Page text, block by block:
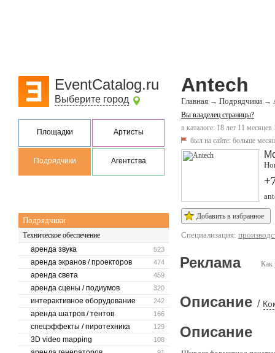
EventCatalog.ru
Выберите город
Площадки Артисты
Подрядчики Агентства
Подрядчики
Техническое обеспечение
523
аренда звука
474
аренда экранов / проекторов
459
аренда света
320
аренда сцены / подиумов
242
интерактивное оборудование
166
аренда шатров / тентов
129
спецэффекты / пиротехника
108
3D video mapping
Antech
Главная → Подрядчики →
Вы владелец страницы?
в каталоге: 18 лет 11 месяцев
был на сайте: больше
Добавить в избранное
Специализация:
Как
Реклама
Описание /
Описание